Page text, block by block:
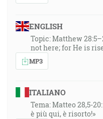
ENGLISH
Topic: Matthew
not here; for He is
MP3
ITALIANO
Tema: Matteo 28,5-
è più qui, è risorto!»